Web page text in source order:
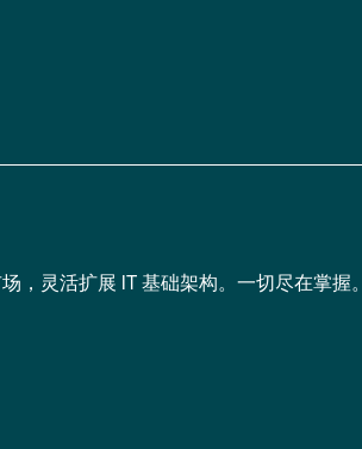
，灵活扩展 IT 基础架构。一切尽在掌握。